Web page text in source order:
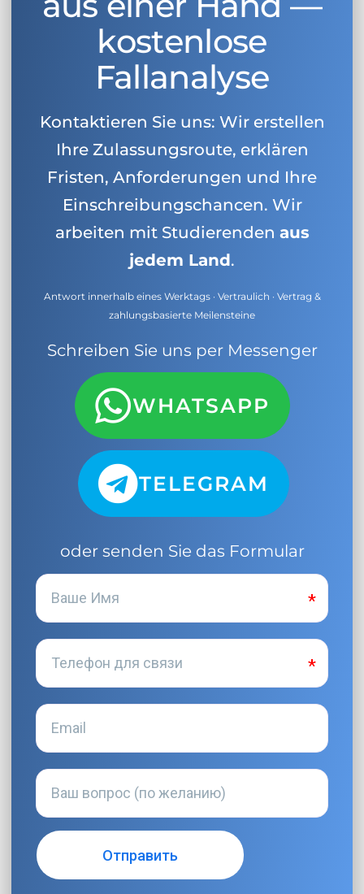
kostenlose
Fallanalyse
Kontaktieren Sie uns: Wir erstellen
Ihre Zulassungsroute, erklären
Fristen, Anforderungen und Ihre
Einschreibungschancen. Wir
arbeiten mit Studierenden aus
jedem Land.
Antwort innerhalb eines Werktags · Vertraulich · Vertrag &
zahlungsbasierte Meilensteine
Schreiben Sie uns per Messenger
WHATSAPP
TELEGRAM
oder senden Sie das Formular